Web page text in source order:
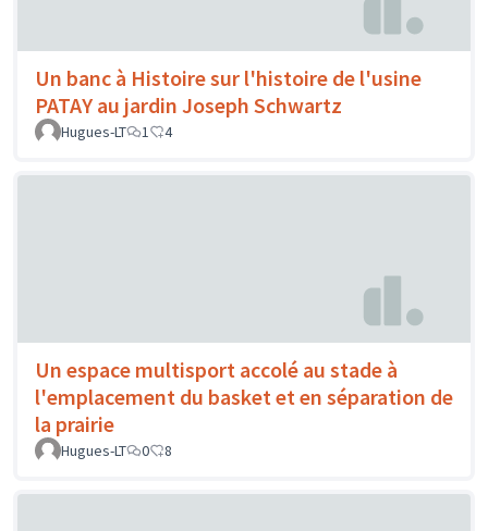
Un banc à Histoire sur l'histoire de l'usine
PATAY au jardin Joseph Schwartz
Hugues-LT 1 4
Un espace multisport accolé au stade à
l'emplacement du basket et en séparation de
la prairie
Hugues-LT 0 8